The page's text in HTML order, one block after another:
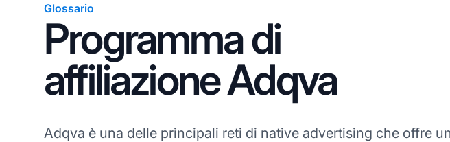
Glossario
Programma di
affiliazione Adqva
Adqva è una delle principali reti di native advertising che offre un